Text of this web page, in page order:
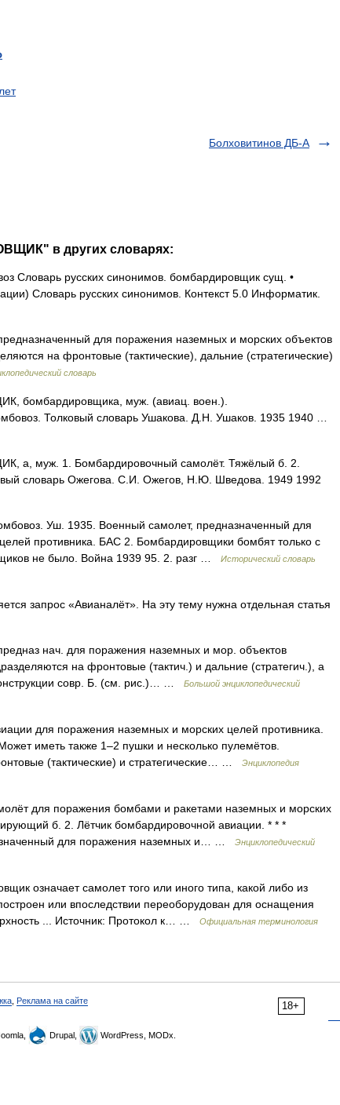
Болховитинов ДБ-А
в других словарях:
Словарь русских синонимов. бомбардировщик сущ. •
Словарь русских синонимов. Контекст 5.0 Информатик.
для поражения наземных и морских объектов
на фронтовые (тактические), дальние (стратегические)
словарь
бомбардировщика, муж. (авиац. воен.).
Толковый словарь Ушакова. Д.Н. Ушаков. 1935 1940 …
а, муж. 1. Бомбардировочный самолёт. Тяжёлый б. 2.
словарь Ожегова. С.И. Ожегов, Н.Ю. Шведова. 1949 1992
Уш. 1935. Военный самолет, предназначенный для
противника. БАС 2. Бомбардировщики бомбят только с
не было. Война 1939 95. 2. разг …
Исторический словарь
запрос «Авианалёт». На эту тему нужна отдельная статья
нач. для поражения наземных и мор. объектов
на фронтовые (тактич.) и дальние (стратегич.), а
совр. Б. (см. рис.)… …
Большой энциклопедический
для поражения наземных и морских целей противника.
иметь также 1–2 пушки и несколько пулемётов.
(тактические) и стратегические… …
Энциклопедия
для поражения бомбами и ракетами наземных и морских
б. 2. Лётчик бомбардировочной авиации. * * *
для поражения наземных и… …
Энциклопедический
означает самолет того или иного типа, какой либо из
или впоследствии переоборудован для оснащения
... Источник: Протокол к… …
Официальная терминология
18+
Реклама на сайте
Drupal, WordPress, MODx.